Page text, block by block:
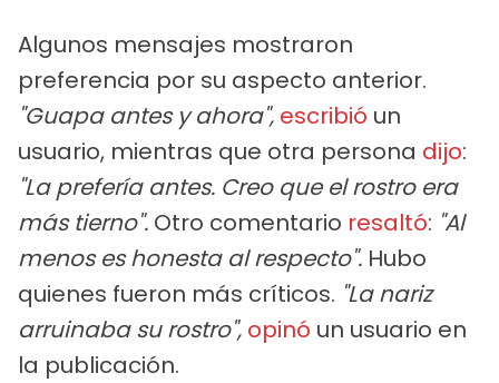
Algunos mensajes mostraron
preferencia por su aspecto anterior.
"Guapa antes y ahora", escribió un
usuario, mientras que otra persona dijo:
"La prefería antes. Creo que el rostro era
más tierno". Otro comentario resaltó: "Al
menos es honesta al respecto". Hubo
quienes fueron más críticos. "La nariz
arruinaba su rostro", opinó un usuario en
la publicación.